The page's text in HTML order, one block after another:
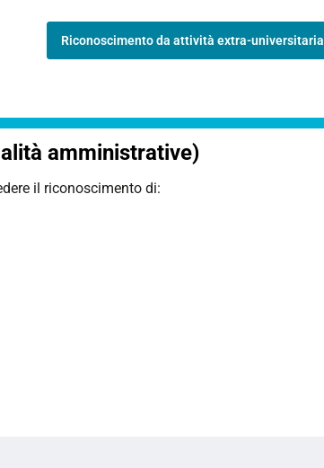
Riconoscimento da attività extra-universitaria
amministrative)
il riconoscimento di: